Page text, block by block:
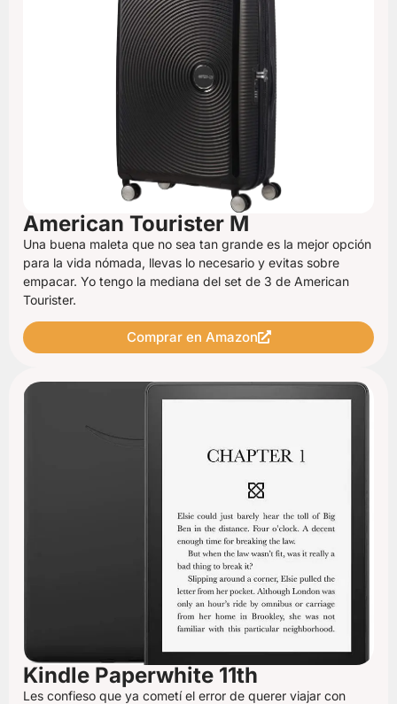
American Tourister M
Una buena maleta que no sea tan grande es la mejor opción
para la vida nómada, llevas lo necesario y evitas sobre
empacar. Yo tengo la mediana del set de 3 de American
Tourister.
Comprar en Amazon
Kindle Paperwhite 11th
Les confieso que ya cometí el error de querer viajar con